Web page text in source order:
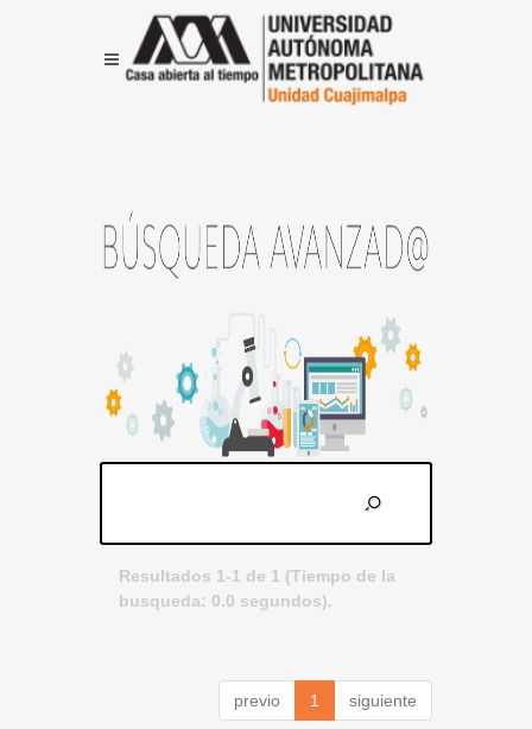
Resultados 1-1 de 1 (Tiempo de la
busqueda: 0.0 segundos).
previo 1 siguiente